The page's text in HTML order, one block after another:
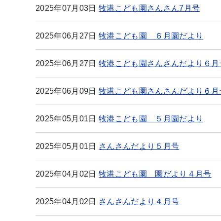
2025年07月03日 牧港こども園さんさん7月号
2025年06月27日 牧港こども園 ６月園だより
2025年06月27日 牧港こども園さんさんだより６月
2025年06月09日 牧港こども園さんさんだより６月
2025年05月01日 牧港こども園 ５月園だより
2025年05月01日 さんさんだより５月号
2025年04月02日 牧港こども園 園だより４月号
2025年04月02日 さんさんだより４月号